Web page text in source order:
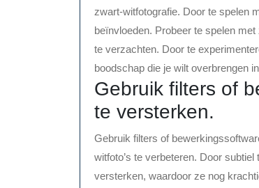
zwart-witfotografie. Door te spelen
beïnvloeden. Probeer te spelen
te verzachten. Door te
boodschap die je wilt overbrengen
Gebruik filters of
te versterken.
Gebruik filters of
witfoto’s te verbeteren. Door
versterken, waardoor ze nog